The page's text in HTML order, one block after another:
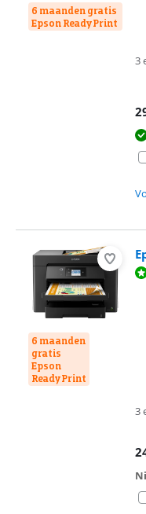
6 maanden gratis
Epson ReadyPrint
3
6 maanden
gratis
Epson
ReadyPrint
Beoordeling is 8,8 van de
3